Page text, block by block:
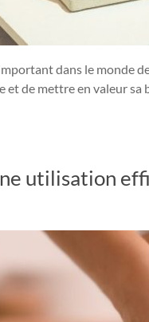
dans le monde
de mettre en valeur sa
utilisation